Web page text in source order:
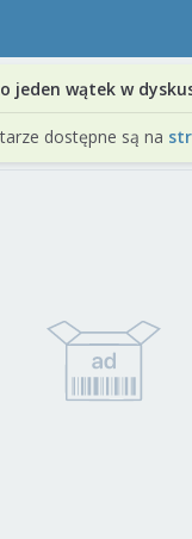
jeden wątek w
dostępne są na